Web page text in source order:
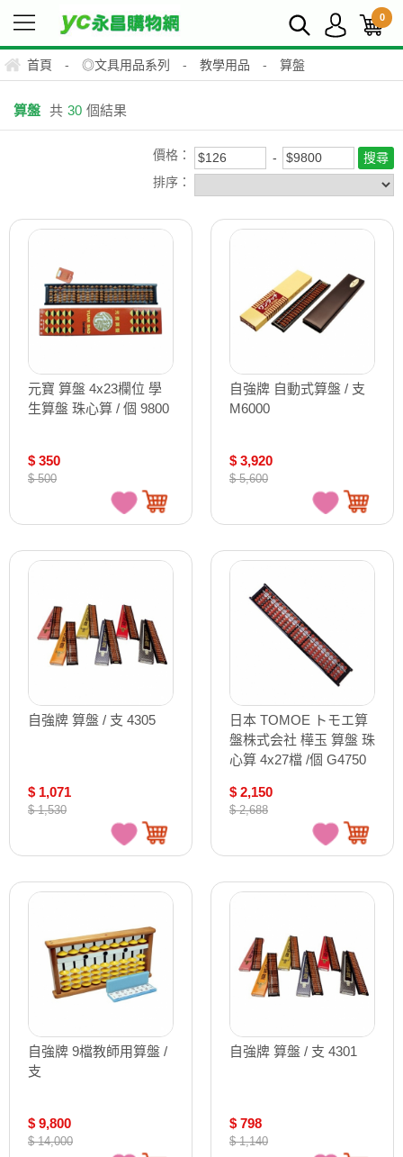
0
首頁 - ◎文具用品系列 - 教學用品 - 算盤
算盤 共 30 個結果
價格：
排序：
元寶 算盤 4x23欄位 學
生算盤 珠心算 / 個 9800
$ 350
$ 500
自強牌 自動式算盤 / 支
M6000
$ 3,920
$ 5,600
自強牌 算盤 / 支 4305
$ 1,071
$ 1,530
日本 TOMOE トモエ算
盤株式会社 樺玉 算盤 珠
心算 4x27檔 /個 G4750
$ 2,150
$ 2,688
自強牌 9檔教師用算盤 /
支
$ 9,800
$ 14,000
自強牌 算盤 / 支 4301
$ 798
$ 1,140